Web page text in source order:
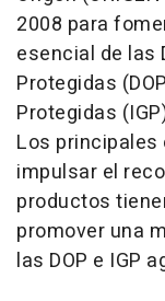
2008 para
esencial de las
Protegidas
Protegidas
Los
impulsar el
productos
promover una
las DOP e IGP